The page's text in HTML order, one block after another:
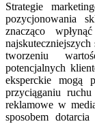
Strategie
pozycjonowania
znacząco
tworzeniu
potencjalnych
eksperckie mogą
przyciąganiu
reklamowe w
sposobem